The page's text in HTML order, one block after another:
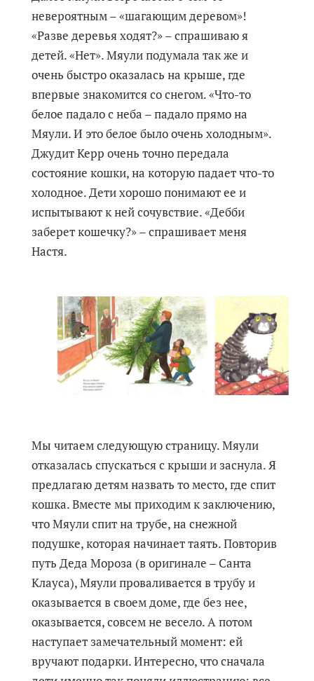
невероятным – «шагающим деревом»!
«Разве деревья ходят?» – спрашиваю я
детей. «Нет». Мяули подумала так же и
очень быстро оказалась на крыше, где
впервые знакомится со снегом. «Что-то
белое падало с неба – падало прямо на
Мяули. И это белое было очень холодным».
Джудит Керр очень точно передала
состояние кошки, на которую падает что-то
холодное. Дети хорошо понимают ее и
испытывают к ней сочувствие. «Дебби
заберет кошечку?» – спрашивает меня
Настя.
Мы читаем следующую страницу. Мяули
отказалась спускаться с крыши и заснула. Я
предлагаю детям назвать то место, где спит
кошка. Вместе мы приходим к заключению,
что Мяули спит на трубе, на снежной
подушке, которая начинает таять. Повторив
путь Деда Мороза (в оригинале – Санта
Клауса), Мяули проваливается в трубу и
оказывается в своем доме, где без нее,
оказывается, совсем не весело. А потом
наступает замечательный момент: ей
вручают подарки. Интересно, что сначала